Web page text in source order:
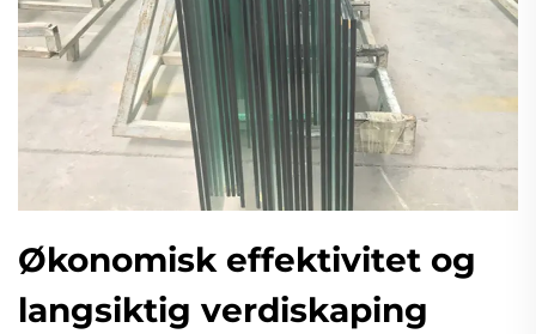
Økonomisk effektivitet og
langsiktig verdiskaping